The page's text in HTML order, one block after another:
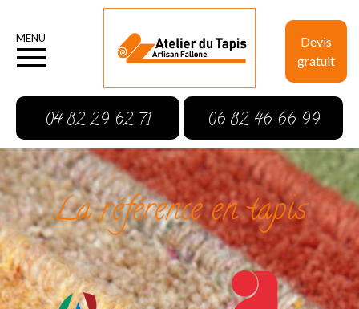
Devis
gratuit
MENU
04 82 29 62 71 06 82 46 66 99
La référence en tapis